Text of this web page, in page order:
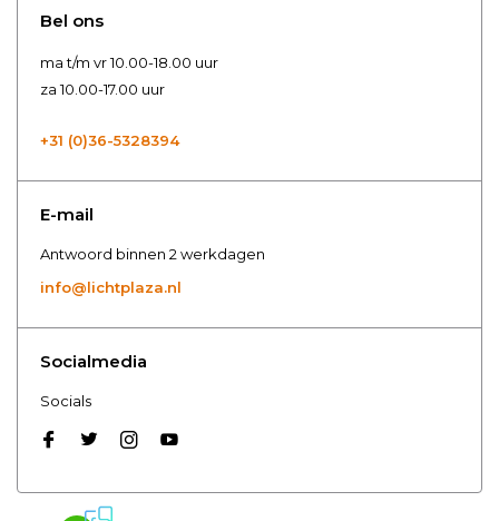
Bel ons
ma t/m vr 10.00-18.00 uur
za 10.00-17.00 uur
+31 (0)36-5328394
E-mail
Antwoord binnen 2 werkdagen
info@lichtplaza.nl
Socialmedia
Socials